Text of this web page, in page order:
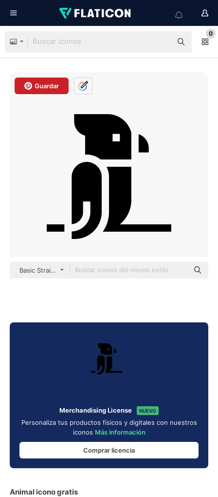
0
Guardar
Basic Straight Filled
Merchandising License NUEVO
Personaliza tus productos físicos y digitales con nuestros
iconos Más información
Comprar licencia
Animal icono gratis